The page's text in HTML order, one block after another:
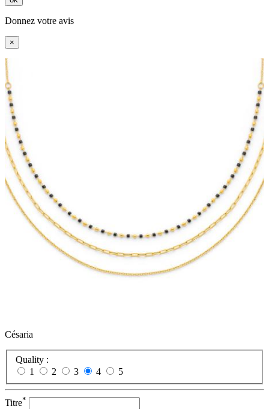
Donnez votre avis
×
Césaria
Quality :
1
2 3 4 5
Titre*